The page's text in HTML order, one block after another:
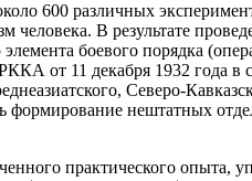
600 различных
человека. В результате
боевого порядка
от 11 декабря 1932 года в
Северо-
формирование нештатных
практического опыта,